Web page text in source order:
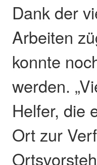
Dank der
Arbeiten
konnte
werden.
Helfer, die
Ort zur